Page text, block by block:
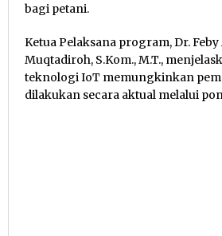
bagi petani.
Ketua Pelaksana program, Dr.
Muqtadiroh, S.Kom., M.T.,
teknologi IoT memungkinkan
dilakukan secara aktual melalui